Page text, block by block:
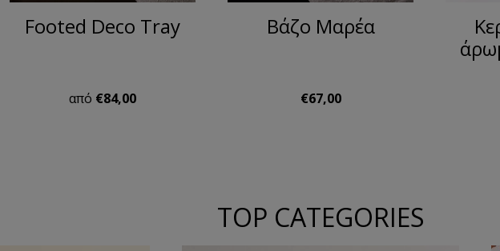
Footed Deco Tray
από €84,00
Βάζο Μαρέα
€67,00
TOP CATEGORIES